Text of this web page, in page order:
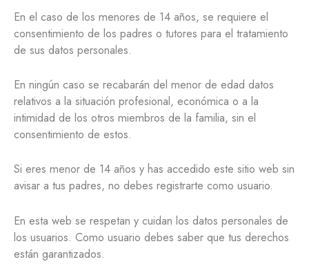
En el caso de los menores de 14 años, se requiere el
consentimiento de los padres o tutores para el tratamiento
de sus datos personales.
En ningún caso se recabarán del menor de edad datos
relativos a la situación profesional, económica o a la
intimidad de los otros miembros de la familia, sin el
consentimiento de estos.
Si eres menor de 14 años y has accedido este sitio web sin
avisar a tus padres, no debes registrarte como usuario.
En esta web se respetan y cuidan los datos personales de
los usuarios. Como usuario debes saber que tus derechos
están garantizados.